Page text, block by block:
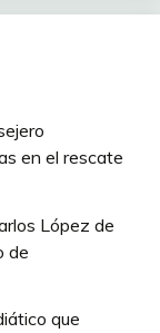
en el rescate
López de
de
que